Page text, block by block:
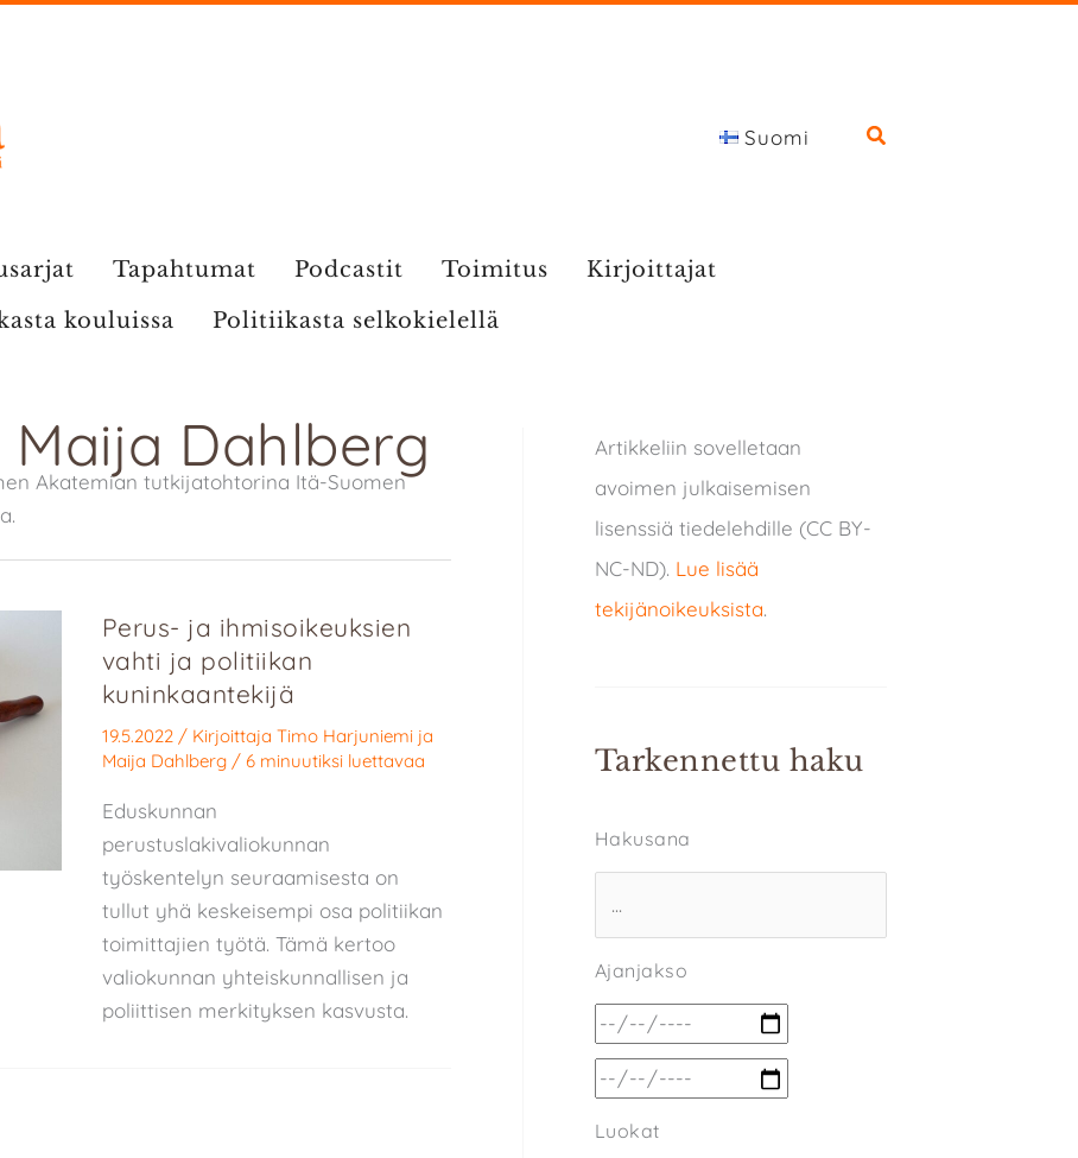
Suomi
Tapahtumat Podcastit Toimitus
Kirjoittajat
kouluissa Politiikasta selkokielellä
Maija Dahlberg
Akatemian tutkijatohtorina Itä-Suomen
Perus- ja ihmisoikeuksien
vahti ja politiikan
kuninkaantekijä
19.5.2022 / Kirjoittaja Timo Harjuniemija
Maija Dahlberg/ 6 minuutiksi luettavaa
Eduskunnan
perustuslakivaliokunnan
työskentelyn seuraamisesta on
tullut yhä keskeisempi osa politiikan
toimittajien työtä. Tämä kertoo
valiokunnan yhteiskunnallisen ja
poliittisen merkityksen kasvusta.
Artikkeliin sovelletaan
avoimen julkaisemisen
lisenssiä tiedelehdille (CC BY-
NC-ND). Lue lisää
tekijänoikeuksista.
Tarkennettu haku
Hakusana
Ajanjakso
Luokat